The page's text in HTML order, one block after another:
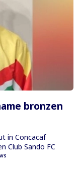
bronzen
in Concacaf
Club Sando FC